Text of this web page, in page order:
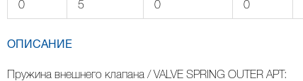
0 5 0 0
ОПИСАНИЕ
Пружина внешнего клапана / VALVE SPRING OUTER АРТ: